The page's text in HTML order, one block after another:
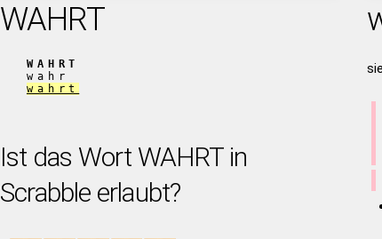
WAHRT
WAHRT
wahr
wahrt
Ist das Wort WAHRT in
Scrabble erlaubt?